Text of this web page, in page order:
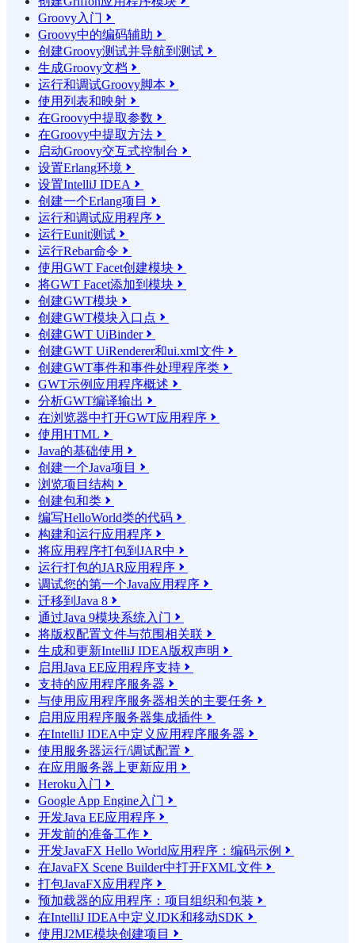
Groovy入门 
Groovy中的编码辅助 
创建Groovy测试并导航到测试 
生成Groovy文档 
运行和调试Groovy脚本 
使用列表和映射 
在Groovy中提取参数 
在Groovy中提取方法 
启动Groovy交互式控制台 
设置Erlang环境 
设置IntelliJ IDEA 
创建一个Erlang项目 
运行和调试应用程序 
运行Eunit测试 
运行Rebar命令 
使用GWT Facet创建模块 
将GWT Facet添加到模块 
创建GWT模块 
创建GWT模块入口点 
创建GWT UiBinder
创建GWT UiRenderer和ui.xml文件 
创建GWT事件和事件处理程序类 
GWT示例应用程序概述 
分析GWT编译输出 
在浏览器中打开GWT应用程序 
使用HTML 
Java的基础使用 
创建一个Java项目 
浏览项目结构 
创建包和类 
编写HelloWorld类的代码 
构建和运行应用程序 
将应用程序打包到JAR中 
运行打包的JAR应用程序 
调试您的第一个Java应用程序 
迁移到Java 8 
通过Java 9模块系统入门 
将版权配置文件与范围相关联 
生成和更新IntelliJ IDEA版权声明 
启用Java EE应用程序支持 
支持的应用程序服务器 
与使用应用程序服务器相关的主要任务 
启用应用程序服务器集成插件 
在IntelliJ IDEA中定义应用程序服务器 
使用服务器运行/调试配置 
在应用服务器上更新应用 
Heroku入门 
Google App Engine入门 
开发Java EE应用程序 
开发前的准备工作 
开发JavaFX Hello World应用程序：编码示例 
在JavaFX Scene Builder中打开FXML文件 
打包JavaFX应用程序 
预加载器的应用程序：项目组织和包装 
在IntelliJ IDEA中定义JDK和移动SDK 
使用J2ME模块创建项目 